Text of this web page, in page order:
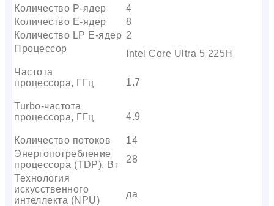
Количество P-ядер
4
Количество E-ядер
8
Количество LP E-ядер 2
Процессор
Intel Core Ultra 5 225H
Частота
процессора, ГГц
1.7
Turbo-частота
процессора, ГГц
4.9
Количество потоков
14
Энергопотребление
процессора (TDP), Вт
28
Технология
искусственного
интеллекта (NPU)
да